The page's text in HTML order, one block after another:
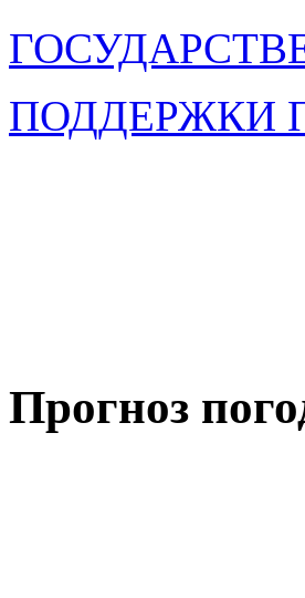
ПОДДЕРЖКИ
Прогноз